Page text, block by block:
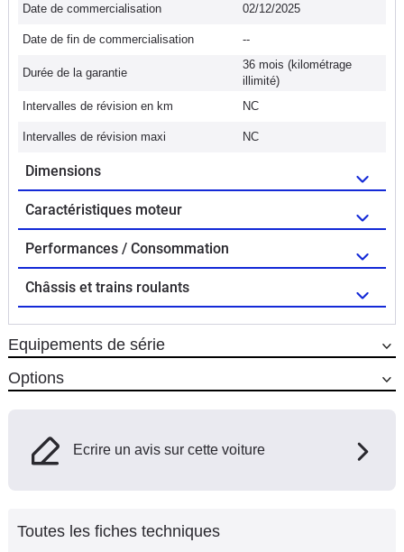
Date de commercialisation 02/12/2025
Date de fin de commercialisation --
Durée de la garantie
36 mois (kilométrage
illimité)
Intervalles de révision en km
NC
Intervalles de révision maxi NC
Dimensions
Caractéristiques moteur
Performances / Consommation
Châssis et trains roulants
Equipements de série
Options
Ecrire un avis sur cette voiture
Toutes les fiches techniques